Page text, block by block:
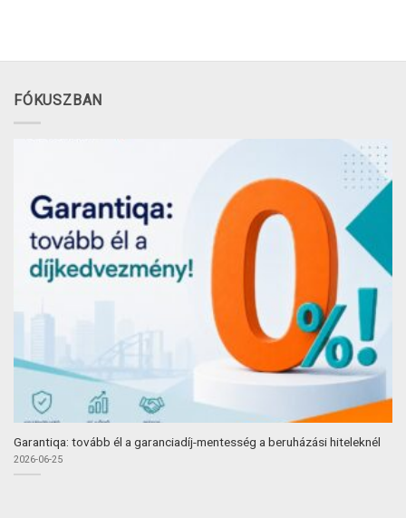
FÓKUSZBAN
Garantiqa: tovább él a garanciadíj-mentesség a beruházási hiteleknél
2026-06-25